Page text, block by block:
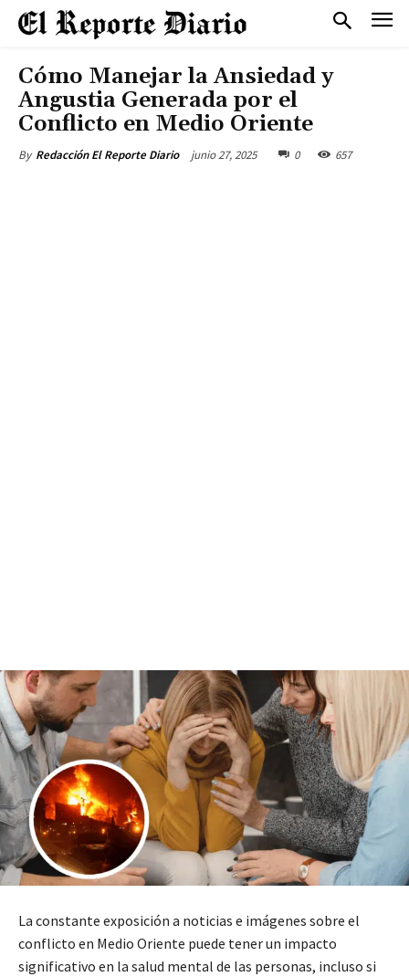
Cómo Manejar la Ansiedad y
Angustia Generada por el
Conflicto en Medio Oriente
By Redacción El Reporte Diario junio 27, 2025 0 657
La constante exposición a noticias e imágenes sobre el
conflicto en Medio Oriente puede tener un impacto
significativo en la salud mental de las personas, incluso si